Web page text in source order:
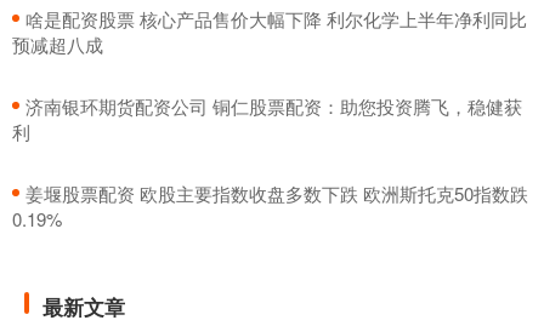
​啥是配资股票 核心产品售价大幅下降 利尔化学上半年净利同比
预减超八成
​济南银环期货配资公司 铜仁股票配资：助您投资腾飞，稳健获
利
​姜堰股票配资 欧股主要指数收盘多数下跌 欧洲斯托克50指数跌
0.19%
最新文章